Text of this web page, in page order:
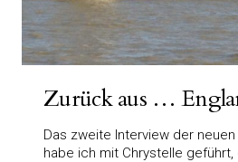
Zurück aus …
Das zweite Interview der neuen
habe ich mit Chrystelle